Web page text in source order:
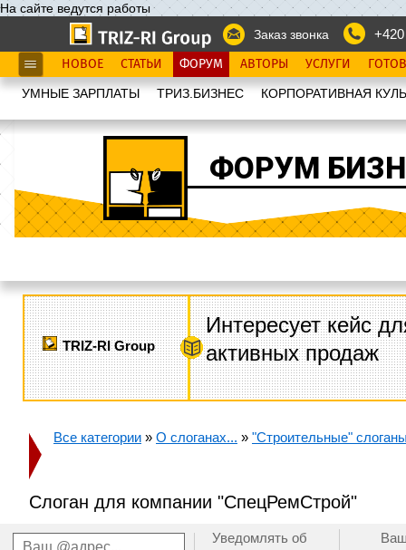
На сайте ведутся работы
Заказ звонка
НОВОЕ СТАТЬИ ФОРУМ АВТОРЫ УСЛУГИ
УМНЫЕ ЗАРПЛАТЫ ТРИЗ.БИЗНЕС КОРПОРАТИВНАЯ
ФОРУМ
TRIZ-RI Group
Интересует кейс
активных продаж
Все категории » О слоганах... » "Строительные"
Слоган для компании "СпецРемСтрой"
Уведомлять об